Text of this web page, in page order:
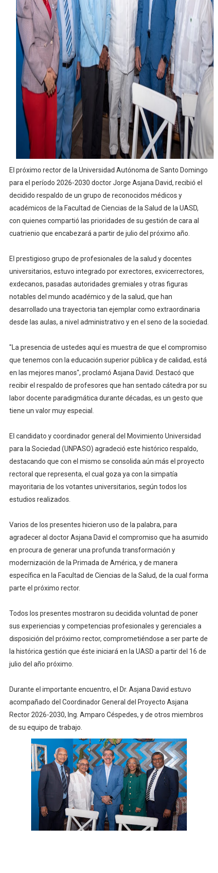
Lee Ballester a los que se forman como agentes
Operativo Interinstitucional “Compromiso Ambiental
Trabajadores de la prensa y Obispado de la
Ministerio de Cultura anuncia ganadores de Premios
Más de 180 dirigentes sindicales de las Américas se
El próximo rector de la Universidad Autónoma de Santo Domingo
para el período 2026-2030 doctor Jorge Asjana David, recibió el
decidido respaldo de un grupo de reconocidos médicos y
académicos de la Facultad de Ciencias de la Salud de la UASD,
con quienes compartió las prioridades de su gestión de cara al
cuatrienio que encabezará a partir de julio del próximo año.
El prestigioso grupo de profesionales de la salud y docentes
universitarios, estuvo integrado por exrectores, exvicerrectores,
exdecanos, pasadas autoridades gremiales y otras figuras
notables del mundo académico y de la salud, que han
desarrollado una trayectoria tan ejemplar como extraordinaria
desde las aulas, a nivel administrativo y en el seno de la sociedad.
"La presencia de ustedes aquí es muestra de que el compromiso
que tenemos con la educación superior pública y de calidad, está
en las mejores manos", proclamó Asjana David. Destacó que
recibir el respaldo de profesores que han sentado cátedra por su
labor docente paradigmática durante décadas, es un gesto que
tiene un valor muy especial.
El candidato y coordinador general del Movimiento Universidad
para la Sociedad (UNPASO) agradeció este histórico respaldo,
destacando que con el mismo se consolida aún más el proyecto
rectoral que representa, el cual goza ya con la simpatía
mayoritaria de los votantes universitarios, según todos los
estudios realizados.
Varios de los presentes hicieron uso de la palabra, para
agradecer al doctor Asjana David el compromiso que ha asumido
en procura de generar una profunda transformación y
modernización de la Primada de América, y de manera
específica en la Facultad de Ciencias de la Salud, de la cual forma
parte el próximo rector.
Todos los presentes mostraron su decidida voluntad de poner
sus experiencias y competencias profesionales y gerenciales a
disposición del próximo rector, comprometiéndose a ser parte de
la histórica gestión que éste iniciará en la UASD a partir del 16 de
julio del año próximo.
Durante el importante encuentro, el Dr. Asjana David estuvo
acompañado del Coordinador General del Proyecto Asjana
Rector 2026-2030, Ing. Amparo Céspedes, y de otros miembros
de su equipo de trabajo.